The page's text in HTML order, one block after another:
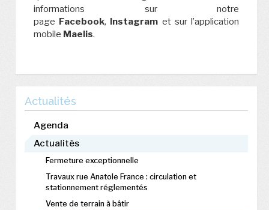
informations sur notre
page Facebook, Instagram et sur l’application
mobile Maelis.
Actualités
Agenda
Actualités
Fermeture exceptionnelle
Travaux rue Anatole France : circulation et
stationnement réglementés
Vente de terrain à bâtir